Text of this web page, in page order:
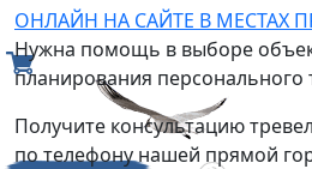
ОНЛАЙН НА САЙТЕ В МЕСТАХ
Нужна помощь в выборе
планирования персонального
Получите консультацию
по телефону нашей прямой